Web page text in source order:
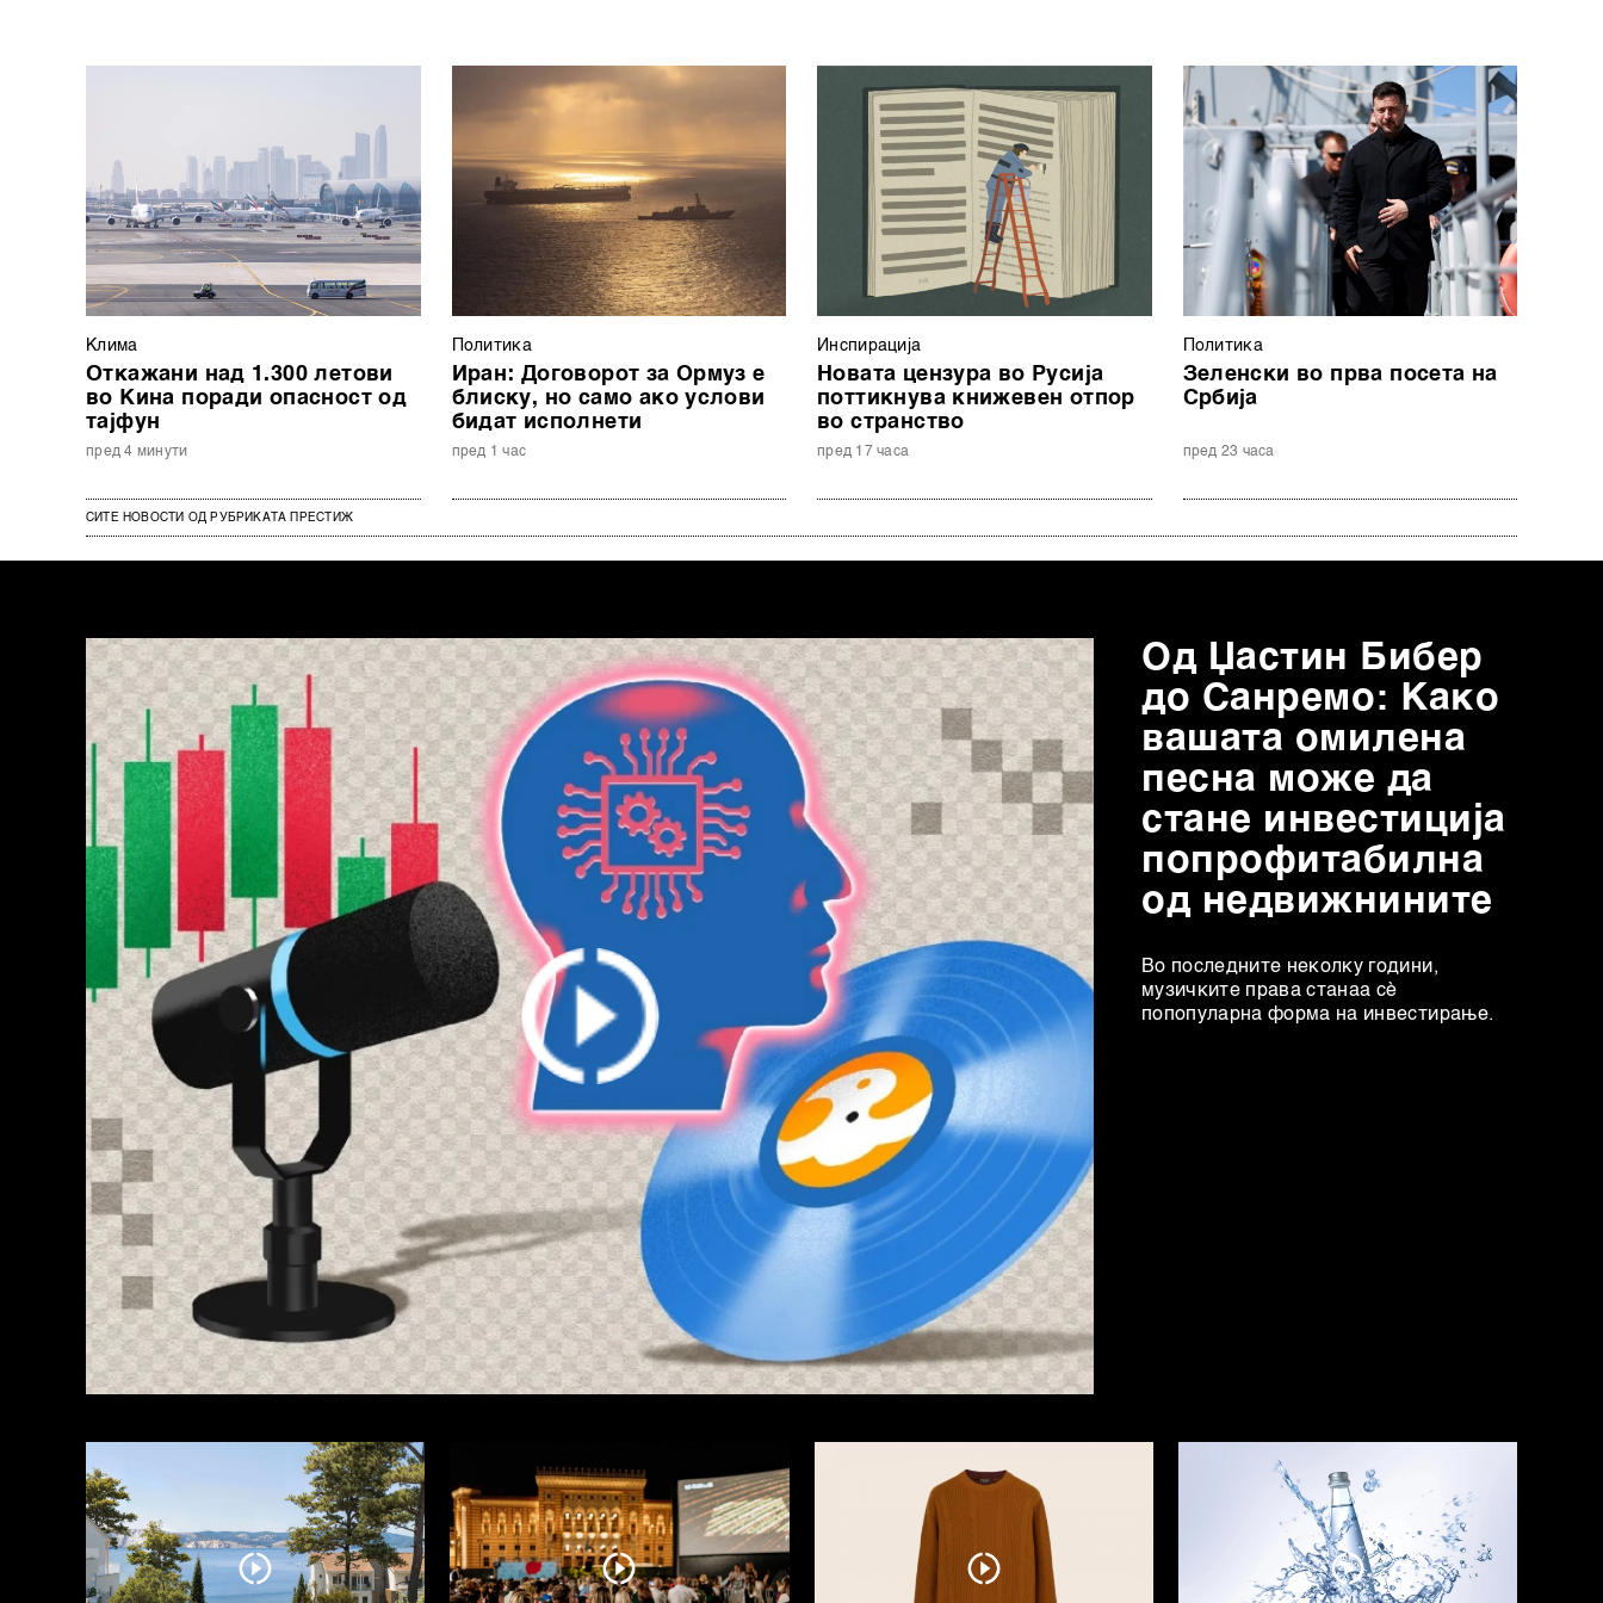
Клима
Откажани над 1.300 летови
во Кина поради опасност од
тајфун
пред 4 минути
Политика
Иран: Договорот за Ормуз е
блиску, но само ако услови
бидат исполнети
пред 1 час
Инспирација
Новата цензура во Русија
поттикнува книжевен отпор
во странство
пред 17 часа
Политика
Зеленски во прва посета на
Србија
пред 23 часа
СИТЕ НОВОСТИ ОД РУБРИКАТА ПРЕСТИЖ
Од Џастин Бибер
до Санремо: Како
вашата омилена
песна може да
стане инвестиција
попрофитабилна
од недвижнините
Во последните неколку години,
музичките права станаа сè
попопуларна форма на инвестирање.